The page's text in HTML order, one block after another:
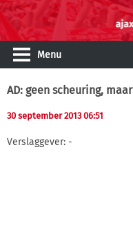
Menu
AD: geen scheuring,
30 september 2013 06:51
Verslaggever: -